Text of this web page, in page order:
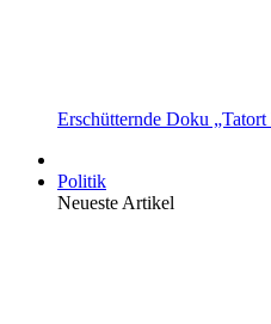
Erschütternde Doku
Politik
Neueste Artikel